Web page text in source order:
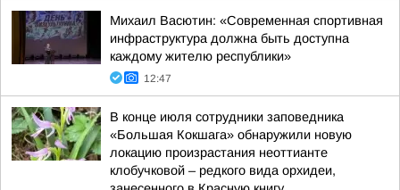
Михаил Васютин: «Современная спортивная
инфраструктура должна быть доступна
каждому жителю республики»
12:47
В конце июля сотрудники заповедника
«Большая Кокшага» обнаружили новую
локацию произрастания неоттианте
клобучковой – редкого вида орхидеи,